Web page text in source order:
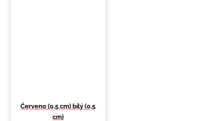
Červeno (0,5 cm) bílý (0,5
cm)